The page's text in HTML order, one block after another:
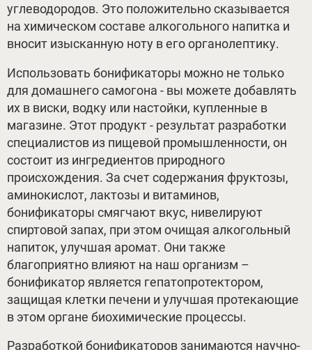
углеводородов. Это положительно сказывается
на химическом составе алкогольного напитка и
вносит изысканную ноту в его органолептику.
Использовать бонификаторы можно не только
для домашнего самогона - вы можете добавлять
их в виски, водку или настойки, купленные в
магазине. Этот продукт - результат разработки
специалистов из пищевой промышленности, он
состоит из ингредиентов природного
происхождения. За счет содержания фруктозы,
аминокислот, лактозы и витаминов,
бонификаторы смягчают вкус, нивелируют
спиртовой запах, при этом очищая алкогольный
напиток, улучшая аромат. Они также
благоприятно влияют на наш организм –
бонификатор является гепатопротектором,
защищая клетки печени и улучшая протекающие
в этом органе биохимические процессы.
Разработкой бонификаторов занимаются научно-